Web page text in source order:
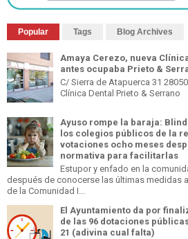
Popular Tags Blog Archives
Amaya Cerezo, nueva
antes ocupaba Prieto &
C/ Sierra de Atapuerca 31
Clínica Dental Prieto & Serrano
Ayuso rompe la baraja:
los colegios públicos de la
votaciones ocho meses
normativa para facilitarlas
Estupor y enfado en la
después de conocerse las últimas medidas
de la Comunidad I...
El Ayuntamiento da por
de las 96 dotaciones
21 (adivina cual falta)